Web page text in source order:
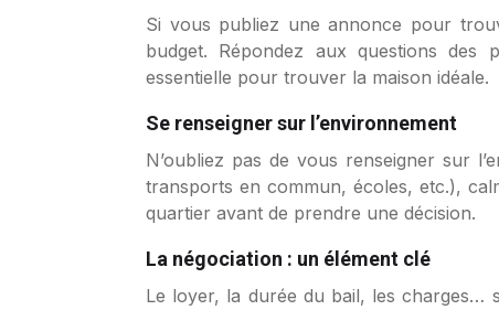
Si vous publiez une annonce pour
budget. Répondez aux questions des
essentielle pour trouver la maison idéale.
Se renseigner sur l’environnement
N’oubliez pas de vous renseigner sur
transports en commun, écoles, etc.),
quartier avant de prendre une décision.
La négociation : un élément clé
Le loyer, la durée du bail, les charges…